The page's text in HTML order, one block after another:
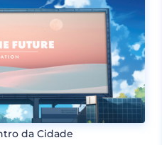
da Cidade